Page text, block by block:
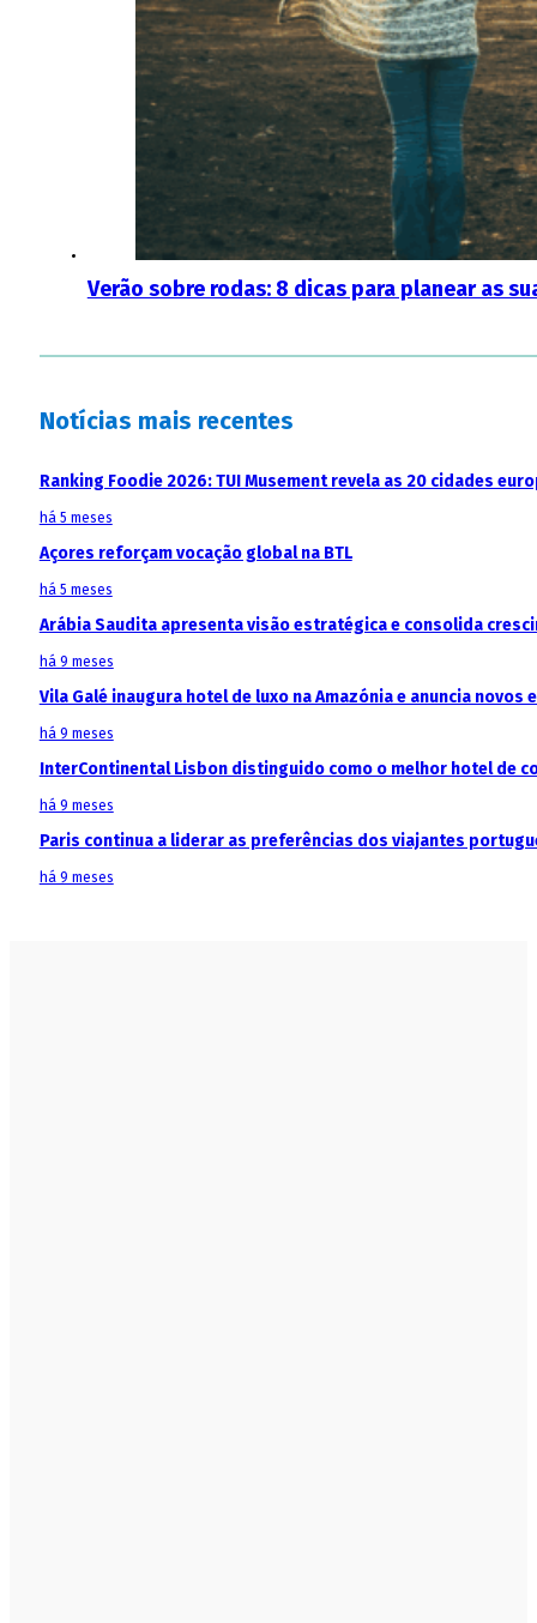
Verão sobre rodas: 8 dicas para planear as
Notícias mais recentes
Ranking Foodie 2026: TUI Musement revela as 20 cidades
há 5 meses
Açores reforçam vocação global na BTL
há 5 meses
Arábia Saudita apresenta visão estratégica e consolida
há 9 meses
Vila Galé inaugura hotel de luxo na Amazónia e anuncia
há 9 meses
InterContinental Lisbon distinguido como o melhor hotel de
há 9 meses
Paris continua a liderar as preferências dos viajantes
há 9 meses